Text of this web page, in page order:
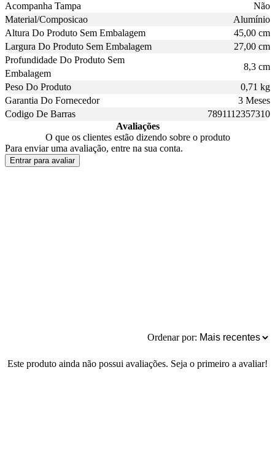
Acompanha Tampa
Não
Material/Composicao
Alumínio
Altura Do Produto Sem Embalagem
45,00 cm
Largura Do Produto Sem Embalagem
27,00 cm
Profundidade Do Produto Sem
Embalagem
8,3 cm
Peso Do Produto
0,71 kg
Garantia Do Fornecedor
3 Meses
Codigo De Barras
7891112357310
Avaliações
O que os clientes estão dizendo sobre o produto
Para enviar uma avaliação, entre na sua conta.
Entrar para avaliar
Ordenar por:
Este produto ainda não possui avaliações. Seja o primeiro a avaliar!